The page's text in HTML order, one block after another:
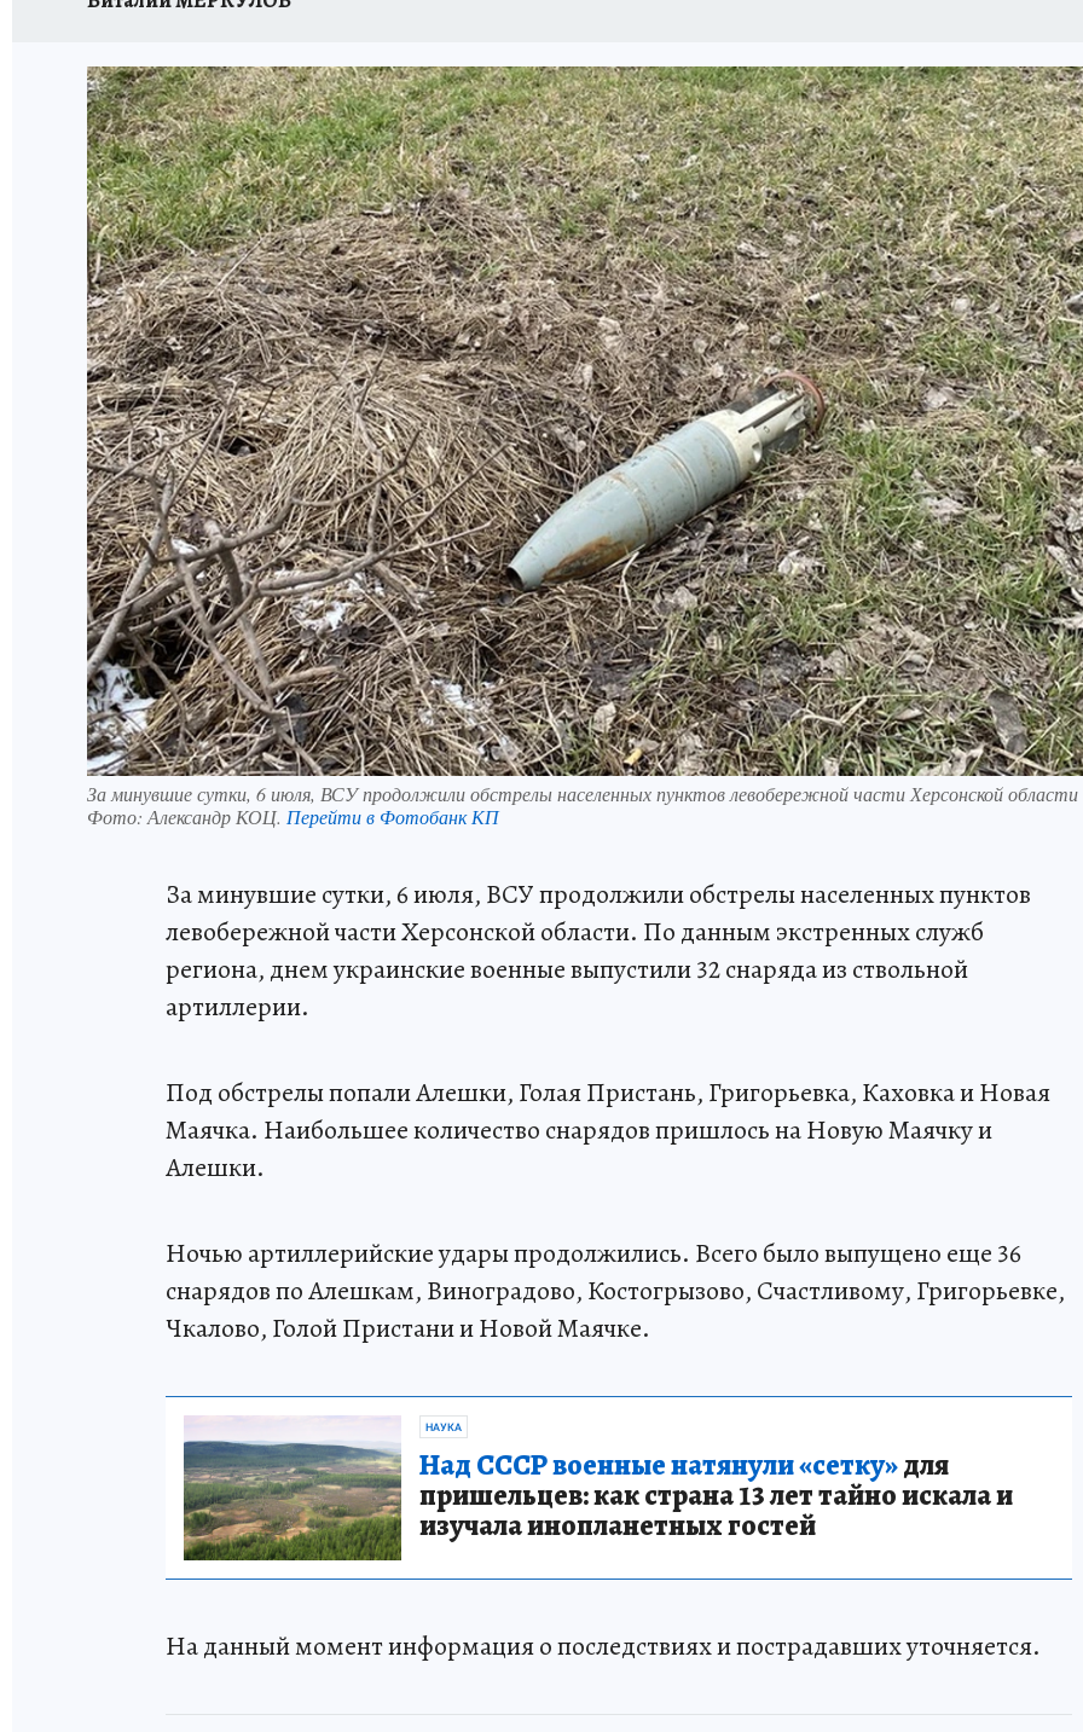
За минувшие сутки, 6 июля, ВСУ продолжили обстрелы населенных пунктов левобережной части Херсонской области
Фото: Александр КОЦ. Перейти в Фотобанк КП
За минувшие сутки, 6 июля, ВСУ продолжили обстрелы населенных пунктов
левобережной части Херсонской области. По данным экстренных служб
региона, днем украинские военные выпустили 32 снаряда из ствольной
артиллерии.
Под обстрелы попали Алешки, Голая Пристань, Григорьевка, Каховка и Новая
Маячка. Наибольшее количество снарядов пришлось на Новую Маячку и
Алешки.
Ночью артиллерийские удары продолжились. Всего было выпущено еще 36
снарядов по Алешкам, Виноградово, Костогрызово, Счастливому, Григорьевке,
Чкалово, Голой Пристани и Новой Маячке.
НАУКА
Над СССР военные натянули «сетку»для
пришельцев: как страна 13 лет тайно искала и
изучала инопланетных гостей
На данный момент информация о последствиях и пострадавших уточняется.